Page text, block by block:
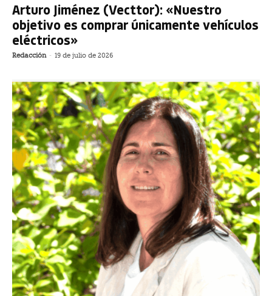
Arturo Jiménez (Vecttor): «Nuestro
objetivo es comprar únicamente vehículos
eléctricos»
Redacción - 19 de julio de 2026